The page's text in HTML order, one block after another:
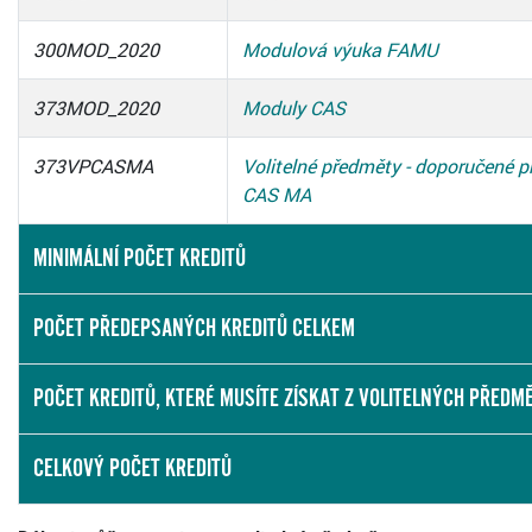
300MOD_2020 Modulová výuka FAMU
373MOD_2020 Moduly CAS
373VPCASMA
Volitelné předměty - doporučené
CAS MA
MINIMÁLNÍ POČET KREDITŮ
POČET PŘEDEPSANÝCH KREDITŮ CELKEM
POČET KREDITŮ, KTERÉ MUSÍTE ZÍSKAT Z VOLITELNÝCH
CELKOVÝ POČET KREDITŮ